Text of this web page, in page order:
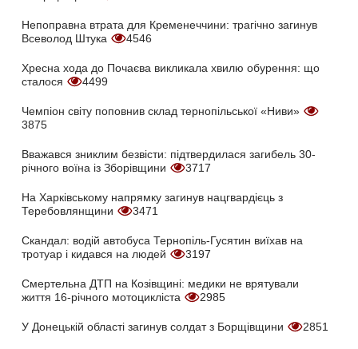
Непоправна втрата для Кременеччини: трагічно загинув
Всеволод Штука
4546
Хресна хода до Почаєва викликала хвилю обурення: що
сталося
4499
Чемпіон світу поповнив склад тернопільської «Ниви»
3875
Вважався зниклим безвісти: підтвердилася загибель 30-
річного воїна із Зборівщини
3717
На Харківському напрямку загинув нацгвардієць з
Теребовлянщини
3471
Скандал: водій автобуса Тернопіль-Гусятин виїхав на
тротуар і кидався на людей
3197
Смертельна ДТП на Козівщині: медики не врятували
життя 16-річного мотоцикліста
2985
У Донецькій області загинув солдат з Борщівщини 2851